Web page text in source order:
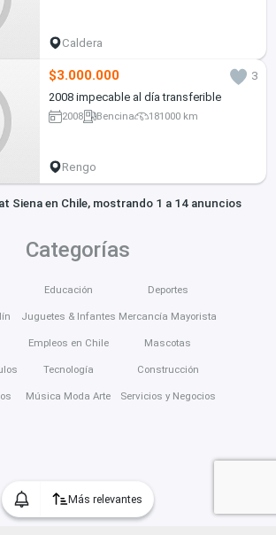
Más relevantes
Caldera
$3.000.000
3
2008 impecable al día transferible
2008 Bencina 181000 km
Rengo
Siena en Chile, mostrando 1 a 14 anuncios
Categorías
Educación
Juguetes & Infantes
Empleos en Chile
Tecnología
Música Moda Arte
Deportes
Mercancía Mayorista
Mascotas
Construcción
Servicios y Negocios